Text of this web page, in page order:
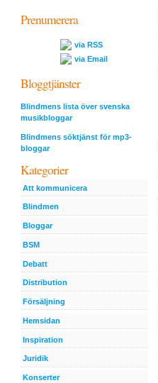
Prenumerera
via RSS
via Email
Bloggtjänster
Blindmens lista över svenska
musikbloggar
Blindmens söktjänst för mp3-
bloggar
Kategorier
Att kommunicera
Blindmen
Bloggar
BSM
Debatt
Distribution
Försäljning
Hemsidan
Inspiration
Juridik
Konserter